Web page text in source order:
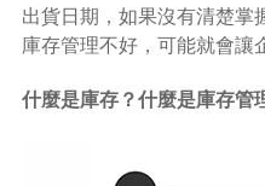
出貨日期，如果沒有清楚掌
庫存管理不好，可能就會讓
什麼是庫存？什麼是庫存管